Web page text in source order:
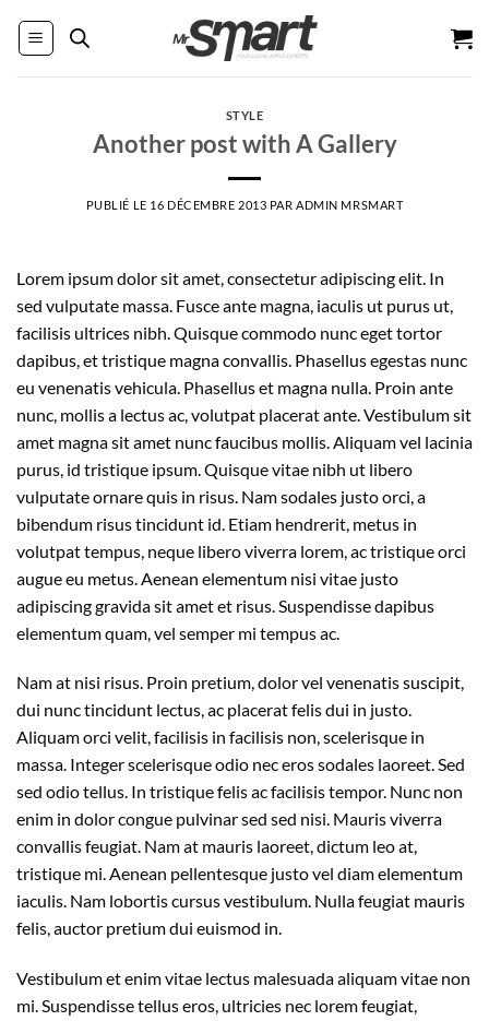
STYLE
Another post with A Gallery
PUBLIÉ LE 16 DÉCEMBRE 2013 PAR ADMIN MRSMART
Lorem ipsum dolor sit amet, consectetur adipiscing elit. In
sed vulputate massa. Fusce ante magna, iaculis ut purus ut,
facilisis ultrices nibh. Quisque commodo nunc eget tortor
dapibus, et tristique magna convallis. Phasellus egestas nunc
eu venenatis vehicula. Phasellus et magna nulla. Proin ante
nunc, mollis a lectus ac, volutpat placerat ante. Vestibulum sit
amet magna sit amet nunc faucibus mollis. Aliquam vel lacinia
purus, id tristique ipsum. Quisque vitae nibh ut libero
vulputate ornare quis in risus. Nam sodales justo orci, a
bibendum risus tincidunt id. Etiam hendrerit, metus in
volutpat tempus, neque libero viverra lorem, ac tristique orci
augue eu metus. Aenean elementum nisi vitae justo
adipiscing gravida sit amet et risus. Suspendisse dapibus
elementum quam, vel semper mi tempus ac.
Nam at nisi risus. Proin pretium, dolor vel venenatis suscipit,
dui nunc tincidunt lectus, ac placerat felis dui in justo.
Aliquam orci velit, facilisis in facilisis non, scelerisque in
massa. Integer scelerisque odio nec eros sodales laoreet. Sed
sed odio tellus. In tristique felis ac facilisis tempor. Nunc non
enim in dolor congue pulvinar sed sed nisi. Mauris viverra
convallis feugiat. Nam at mauris laoreet, dictum leo at,
tristique mi. Aenean pellentesque justo vel diam elementum
iaculis. Nam lobortis cursus vestibulum. Nulla feugiat mauris
felis, auctor pretium dui euismod in.
Vestibulum et enim vitae lectus malesuada aliquam vitae non
mi. Suspendisse tellus eros, ultricies nec lorem feugiat,